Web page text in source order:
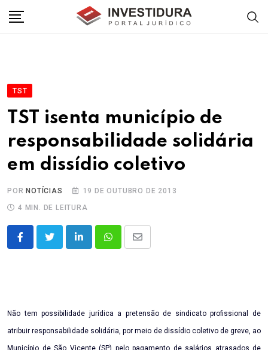
TST
TST isenta município de
responsabilidade solidária
em dissídio coletivo
POR NOTÍCIAS
19 DE OUTUBRO DE 2013
4 MIN. DE LEITURA
LinkedInWhatsappShare
Não tem possibilidade jurídica a pretensão de sindicato profissional de
atribuir responsabilidade solidária, por meio de dissídio coletivo de greve, ao